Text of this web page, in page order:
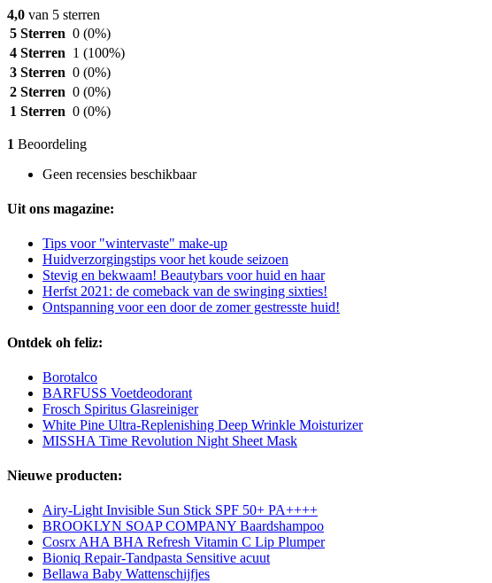
4,0 van 5 sterren
5 Sterren 0 (0%)
4 Sterren 1 (100%)
3 Sterren 0 (0%)
2 Sterren 0 (0%)
1 Sterren 0 (0%)
1 Beoordeling
Geen recensies beschikbaar
Uit ons magazine:
Tips voor "wintervaste" make-up
Huidverzorgingstips voor het koude seizoen
Stevig en bekwaam! Beautybars voor huid en haar
Herfst 2021: de comeback van de swinging sixties!
Ontspanning voor een door de zomer gestresste huid!
Ontdek oh feliz:
Borotalco
BARFUSS Voetdeodorant
Frosch Spiritus Glasreiniger
White Pine Ultra-Replenishing Deep Wrinkle Moisturizer
MISSHA Time Revolution Night Sheet Mask
Nieuwe producten:
Airy-Light Invisible Sun Stick SPF 50+ PA++++
BROOKLYN SOAP COMPANY Baardshampoo
Cosrx AHA BHA Refresh Vitamin C Lip Plumper
Bioniq Repair-Tandpasta Sensitive acuut
Bellawa Baby Wattenschijfjes